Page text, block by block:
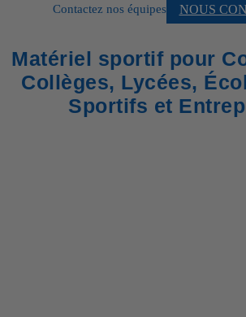
Contactez nos équipes NOUS
Matériel sportif pour
Collèges, Lycées,
Sportifs et